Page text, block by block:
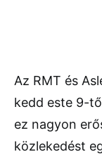
Az RMT és
kedd este 9-
ez nagyon
közlekedést